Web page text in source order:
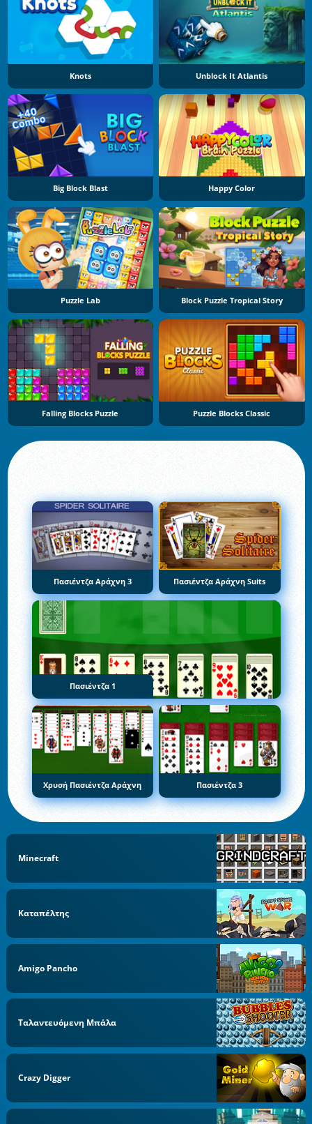
Knots Unblock It Atlantis
Big Block Blast Happy Color
Puzzle Lab Block Puzzle Tropical Story
Falling Blocks Puzzle Puzzle Blocks Classic
Πασιέντζα Αράχνη 3 Πασιέντζα Αράχνη Suits
Πασιέντζα 1
Χρυσή Πασιέντζα Αράχνη Πασιέντζα 3
Minecraft
Καταπέλτης
Amigo Pancho
Ταλαντευόμενη Μπάλα
Crazy Digger